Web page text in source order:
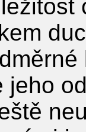
jeho